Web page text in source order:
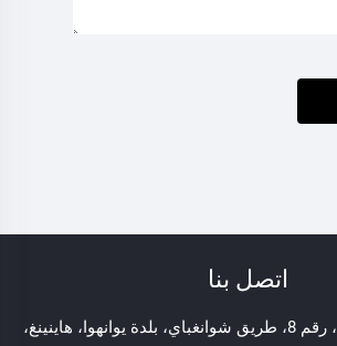
اتصل بنا
Add: المبنى رقم 26، رقم 8، طريق شوانغباي، بلدة يوانهوا، هاينينغ،